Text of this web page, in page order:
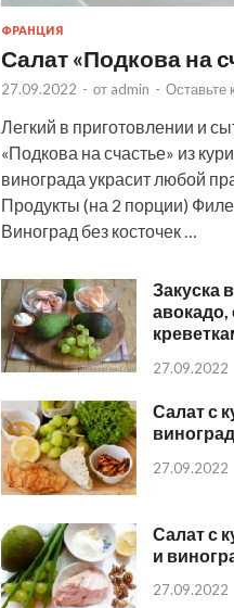
ФРАНЦИЯ
Салат «Подкова на
27.09.2022 - от admin - Оставьте
Легкий в приготовлении и
«Подкова на счастье» из
винограда украсит любой
Продукты (на 2 порции)
Виноград без косточек …
Закуска
авокадо,
27.09.2022
Салат с
27.09.2022
Салат с
и
27.09.2022